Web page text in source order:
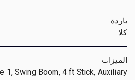
ياردة
كلا
الميزات
1, Swing Boom, 4 ft Stick, Auxiliary